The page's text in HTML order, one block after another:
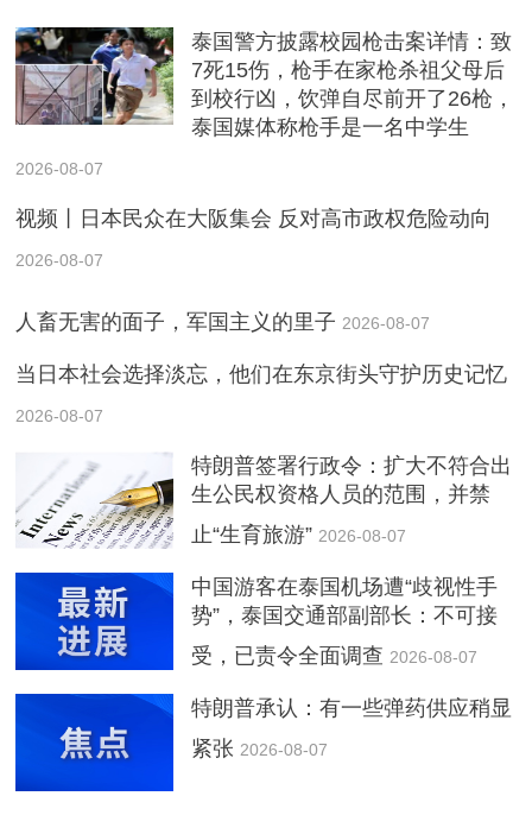
泰国警方披露校园枪击案详情：致
7死15伤，枪手在家枪杀祖父母后
到校行凶，饮弹自尽前开了26枪，
泰国媒体称枪手是一名中学生
2026-08-07
视频丨日本民众在大阪集会 反对高市政权危险动向
2026-08-07
人畜无害的面子，军国主义的里子 2026-08-07
当日本社会选择淡忘，他们在东京街头守护历史记忆
2026-08-07
特朗普签署行政令：扩大不符合出
生公民权资格人员的范围，并禁
止“生育旅游” 2026-08-07
中国游客在泰国机场遭“歧视性手
势”，泰国交通部副部长：不可接
受，已责令全面调查 2026-08-07
特朗普承认：有一些弹药供应稍显
紧张 2026-08-07